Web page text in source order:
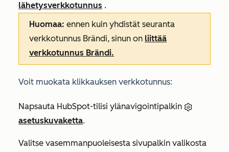
lähetysverkkotunnus .
Huomaa: ennen kuin yhdistät seuranta
verkkotunnus Brändi, sinun on liittää
verkkotunnus Brändi.
Voit muokata klikkauksen verkkotunnus:
Napsauta HubSpot-tilisi ylänavigointipalkin
asetuskuvaketta.
Valitse vasemmanpuoleisesta sivupalkin valikosta